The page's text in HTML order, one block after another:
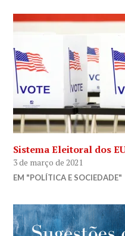
Sistema Eleitoral dos
3 de março de 2021
EM "POLÍTICA E SOCIEDADE"